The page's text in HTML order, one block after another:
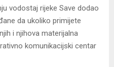
vodostaj rijeke Save dodao
da ukoliko primijete
i njihova materijalna
komunikacijski centar